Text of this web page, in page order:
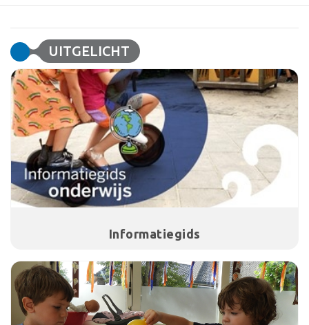
UITGELICHT
Informatiegids